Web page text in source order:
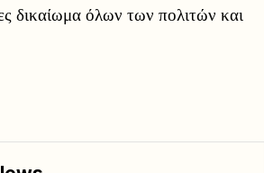
δικαίωμα όλων των πολιτών και